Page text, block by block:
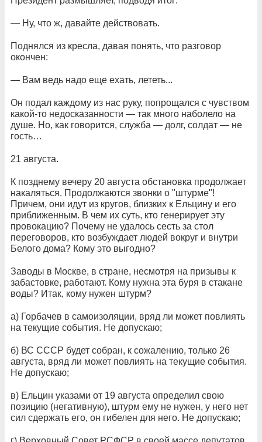
— Ну, что ж, давайте действовать.
Поднялся из кресла, давая понять, что разговор
окончен:
— Вам ведь надо еще ехать, лететь...
Он подал каждому из нас руку, попрощался с чувством
какой-то недосказанности — так много наболело на
душе. Но, как говорится, служба — долг, солдат — не
гость…
21 августа.
К позднему вечеру 20 августа обстановка продолжает
накаляться. Продолжаются звонки о "штурме"!
Причем, они идут из кругов, близких к Ельцину и его
приближенным. В чем их суть, кто генерирует эту
провокацию? Почему не удалось сесть за стол
переговоров, кто возбуждает людей вокруг и внутри
Белого дома? Кому это выгодно?
Заводы в Москве, в стране, несмотря на призывы к
забастовке, работают. Кому нужна эта буря в стакане
воды? Итак, кому нужен штурм?
а) Горбачев в самоизоляции, вряд ли может повлиять
на текущие события. Не допускаю;
б) ВС СССР будет собран, к сожалению, только 26
августа, вряд ли может повлиять на текущие события.
Не допускаю;
в) Ельцин указами от 19 августа определил свою
позицию (негативную), штурм ему не нужен, у него нет
сил сдержать его, он гибелен для него. Не допускаю;